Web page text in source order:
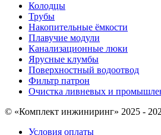
Колодцы
Трубы
Накопительные ёмкости
Плавучие модули
Канализационные люки
Ярусные клумбы
Поверхностный водоотвод
Фильтр патрон
Очистка ливневых и
© «Комплект инжиниринг» 2025 -
Условия оплаты